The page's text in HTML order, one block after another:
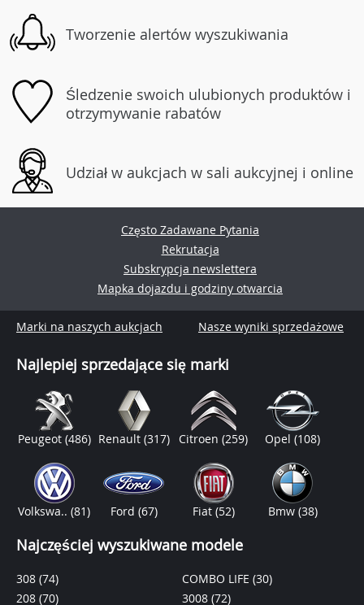
Tworzenie alertów wyszukiwania
Śledzenie swoich ulubionych produktów i
otrzymywanie rabatów
Udział w aukcjach w sali aukcyjnej i online
Często Zadawane Pytania
Rekrutacja
Subskrypcja newslettera
Mapka dojazdu i godziny otwarcia
Marki na naszych aukcjach Nasze wyniki sprzedażowe
Najlepiej sprzedające się marki
Peugeot (486) Renault (317) Citroen(259) Opel(108)
Volkswa..(81) Ford (67) Fiat (52) Bmw (38)
Najczęściej wyszukiwane modele
308 (74)
208 (70)
COMBO LIFE (30)
3008 (72)